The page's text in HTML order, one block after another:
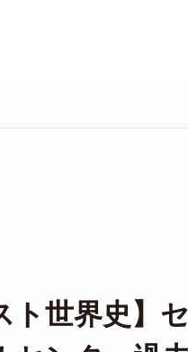
ト世界史】